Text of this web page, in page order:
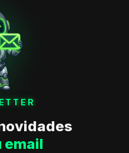
email